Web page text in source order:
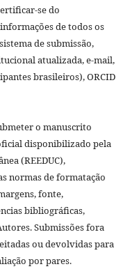
se do
de todos os
de submissão,
atualizada, e-mail,
brasileiros), ORCID
o manuscrito
disponibilizado pela
(REEDUC),
normas de formatação
fonte,
bibliográficas,
Submissões fora
ou devolvidas para
por pares.